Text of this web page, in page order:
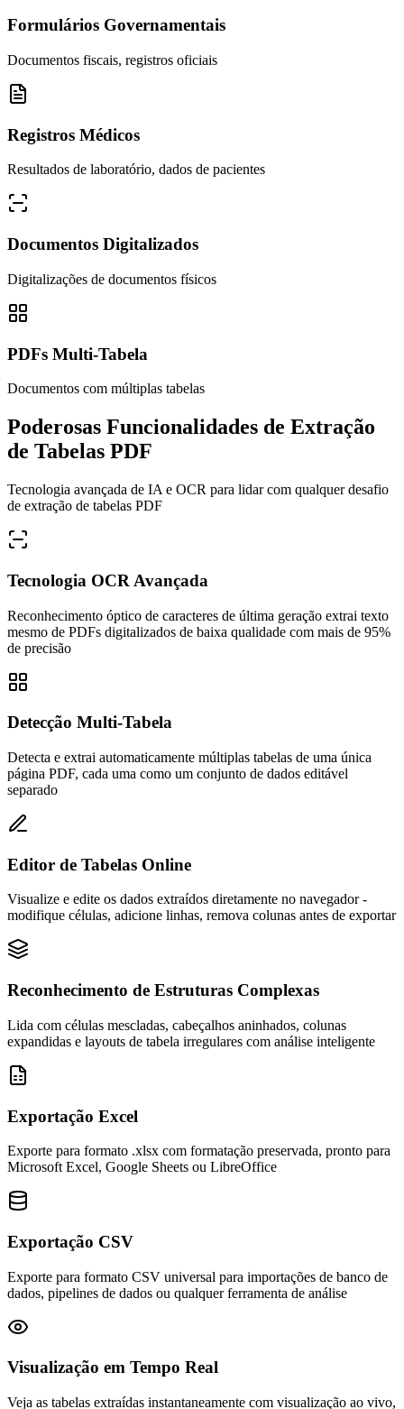
Formulários Governamentais
Documentos fiscais, registros oficiais
Registros Médicos
Resultados de laboratório, dados de pacientes
Documentos Digitalizados
Digitalizações de documentos físicos
PDFs Multi-Tabela
Documentos com múltiplas tabelas
Poderosas Funcionalidades de Extração
de Tabelas PDF
Tecnologia avançada de IA e OCR para lidar com qualquer desafio
de extração de tabelas PDF
Tecnologia OCR Avançada
Reconhecimento óptico de caracteres de última geração extrai texto
mesmo de PDFs digitalizados de baixa qualidade com mais de 95%
de precisão
Detecção Multi-Tabela
Detecta e extrai automaticamente múltiplas tabelas de uma única
página PDF, cada uma como um conjunto de dados editável
separado
Editor de Tabelas Online
Visualize e edite os dados extraídos diretamente no navegador -
modifique células, adicione linhas, remova colunas antes de exportar
Reconhecimento de Estruturas Complexas
Lida com células mescladas, cabeçalhos aninhados, colunas
expandidas e layouts de tabela irregulares com análise inteligente
Exportação Excel
Exporte para formato .xlsx com formatação preservada, pronto para
Microsoft Excel, Google Sheets ou LibreOffice
Exportação CSV
Exporte para formato CSV universal para importações de banco de
dados, pipelines de dados ou qualquer ferramenta de análise
Visualização em Tempo Real
Veja as tabelas extraídas instantaneamente com visualização ao vivo,